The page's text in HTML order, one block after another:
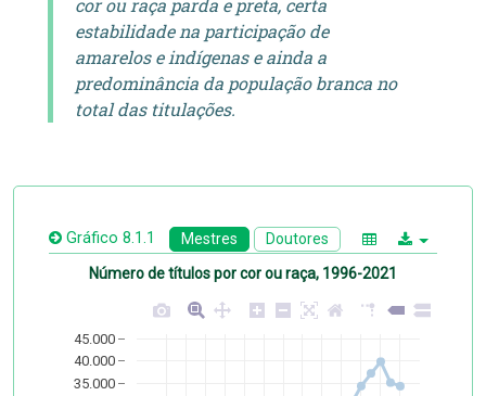
cor ou raça parda e preta, certa
estabilidade na participação de
amarelos e indígenas e ainda a
predominância da população branca no
total das titulações.
Gráfico 8.1.1 Mestres Doutores
Número de títulos por cor ou raça, 1996-2021
35.000
40.000
45.000